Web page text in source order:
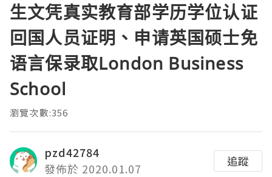
生文凭真实教育部学历学位认证
回国人员证明、申请英国硕士免
语言保录取London Business
School
瀏覽次數:356
pzd42784
發佈於 2020.01.07
追蹤